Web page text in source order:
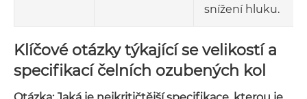
snížení hluku.
Klíčové otázky týkající se velikostí a
specifikací čelních ozubených kol